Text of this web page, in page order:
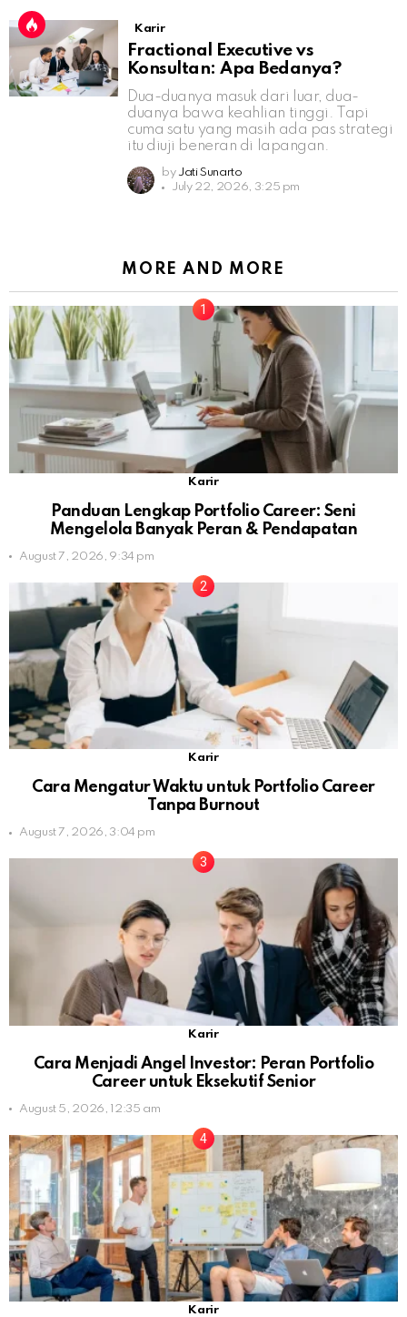
Karir
Fractional Executive vs
Konsultan: Apa Bedanya?
Dua-duanya masuk dari luar, dua-
duanya bawa keahlian tinggi. Tapi
cuma satu yang masih ada pas strategi
itu diuji beneran di lapangan.
by Jati Sunarto
July 22, 2026, 3:25 pm
MORE AND MORE
Karir
Panduan Lengkap Portfolio Career: Seni
Mengelola Banyak Peran & Pendapatan
August 7, 2026, 9:34 pm
Karir
Cara Mengatur Waktu untuk Portfolio Career
Tanpa Burnout
August 7, 2026, 3:04 pm
Karir
Cara Menjadi Angel Investor: Peran Portfolio
Career untuk Eksekutif Senior
August 5, 2026, 12:35 am
Karir